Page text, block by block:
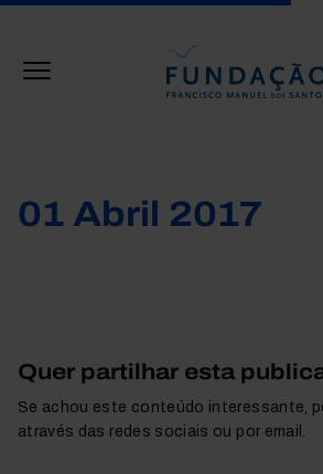
01 Abril 2017
Quer partilhar esta
Se achou este conteúdo interessante,
através das redes sociais ou por email.